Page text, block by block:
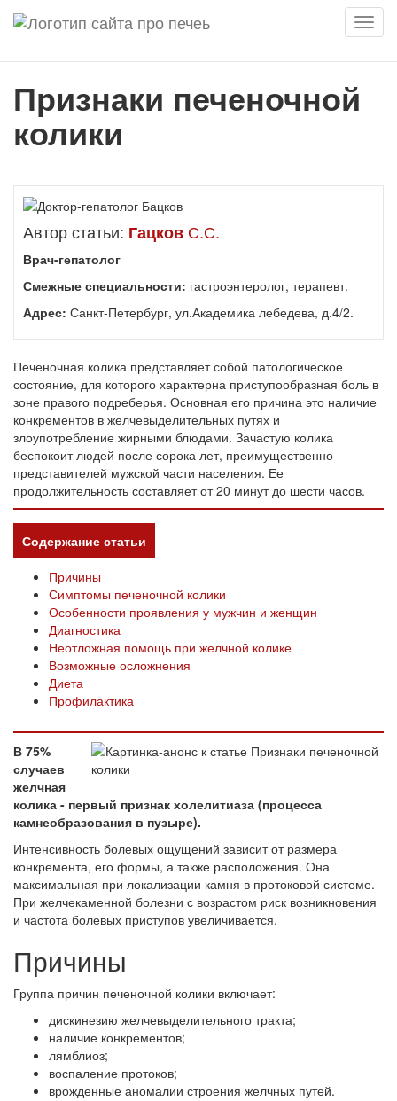
Меню
Признаки печеночной
колики
Автор статьи: Гацков С.С.
Врач-гепатолог
Смежные специальности: гастроэнтеролог, терапевт.
Адрес: Санкт-Петербург, ул.Академика лебедева, д.4/2.
Печеночная колика представляет собой патологическое
состояние, для которого характерна приступообразная боль в
зоне правого подреберья. Основная его причина это наличие
конкрементов в желчевыделительных путях и
злоупотребление жирными блюдами. Зачастую колика
беспокоит людей после сорока лет, преимущественно
представителей мужской части населения. Ее
продолжительность составляет от 20 минут до шести часов.
Содержание статьи
Причины
Симптомы печеночной колики
Особенности проявления у мужчин и женщин
Диагностика
Неотложная помощь при желчной колике
Возможные осложнения
Диета
Профилактика
В 75%
случаев
желчная
колика - первый признак холелитиаза (процесса
камнеобразования в пузыре).
Интенсивность болевых ощущений зависит от размера
конкремента, его формы, а также расположения. Она
максимальная при локализации камня в протоковой системе.
При желчекаменной болезни с возрастом риск возникновения
и частота болевых приступов увеличивается.
Причины
Группа причин печеночной колики включает:
дискинезию желчевыделительного тракта;
наличие конкрементов;
лямблиоз;
воспаление протоков;
врожденные аномалии строения желчных путей.